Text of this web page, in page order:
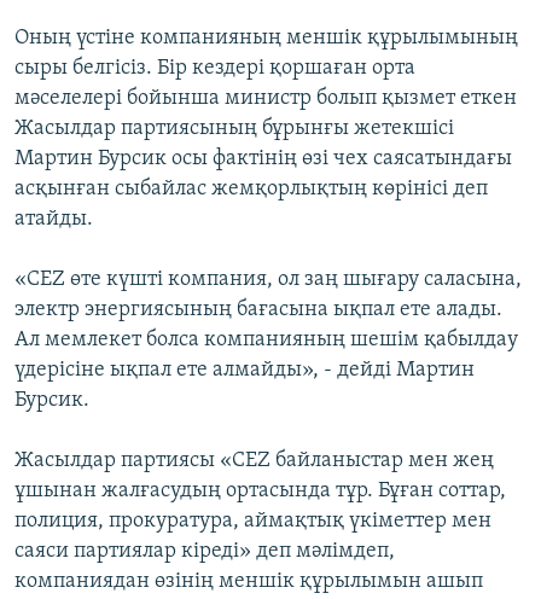
Оның үстіне компанияның меншік құрылымының
сыры белгісіз. Бір кездері қоршаған орта
мәселелері бойынша министр болып қызмет еткен
Жасылдар партиясының бұрынғы жетекшісі
Мартин Бурсик осы фактінің өзі чех саясатындағы
асқынған сыбайлас жемқорлықтың көрінісі деп
атайды.
«CEZ өте күшті компания, ол заң шығару саласына,
электр энергиясының бағасына ықпал ете алады.
Ал мемлекет болса компанияның шешім қабылдау
үдерісіне ықпал ете алмайды», - дейді Мартин
Бурсик.
Жасылдар партиясы «CEZ байланыстар мен жең
ұшынан жалғасудың ортасында тұр. Бұған соттар,
полиция, прокуратура, аймақтық үкіметтер мен
саяси партиялар кіреді» деп мәлімдеп,
компаниядан өзінің меншік құрылымын ашып